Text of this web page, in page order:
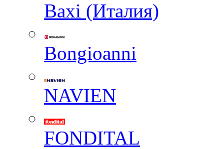
Baxi (Италия)
Вongioanni
NAVIEN
FONDITAL